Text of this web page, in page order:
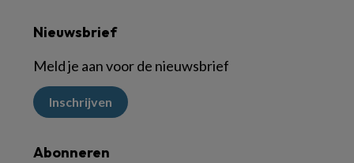
Nieuwsbrief
Meld je aan voor de nieuwsbrief
Inschrijven
Abonneren